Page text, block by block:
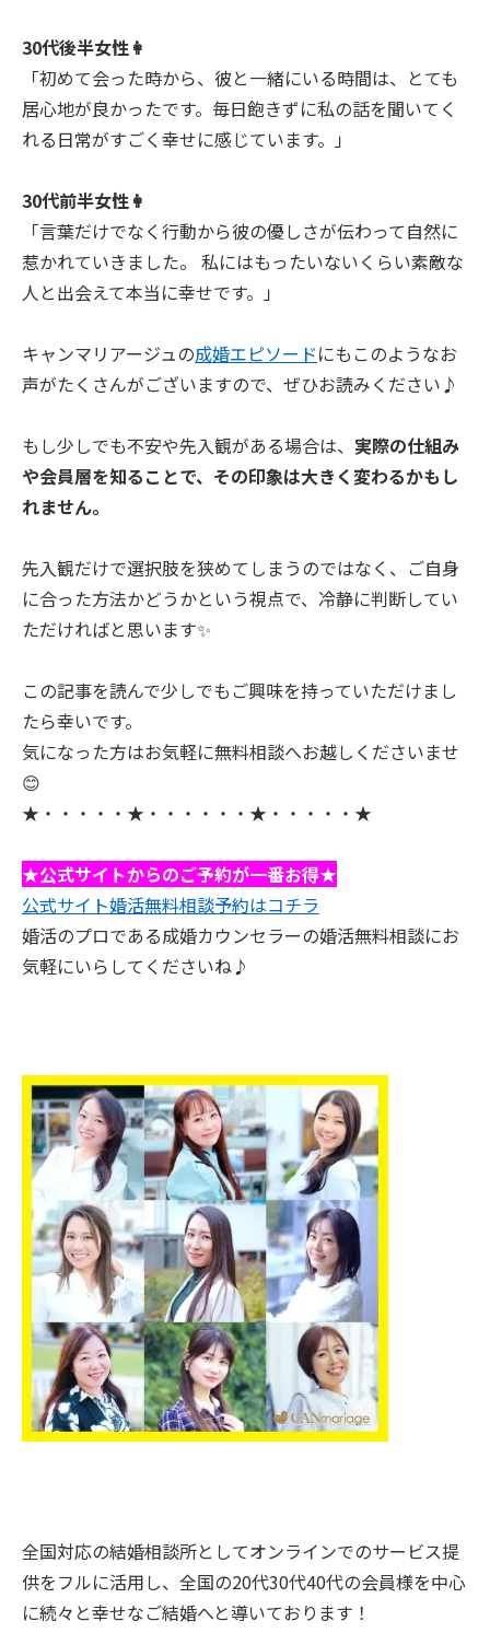
30代後半女性👩
「初めて会った時から、彼と一緒にいる時間は、とても
居心地が良かったです。毎日飽きずに私の話を聞いてく
れる日常がすごく幸せに感じています。」
30代前半女性👩
「言葉だけでなく行動から彼の優しさが伝わって自然に
惹かれていきました。 私にはもったいないくらい素敵な
人と出会えて本当に幸せです。」
キャンマリアージュの成婚エピソードにもこのようなお
声がたくさんがございますので、ぜひお読みください♪
もし少しでも不安や先入観がある場合は、 実際の仕組み
や会員層を知ることで、その印象は大きく変わるかもし
れません。
先入観だけで選択肢を狭めてしまうのではなく、ご自身
に合った方法かどうかという視点で、冷静に判断してい
ただければと思います✨
この記事を読んで少しでもご興味を持っていただけまし
たら幸いです。
気になった方はお気軽に無料相談へお越しくださいませ
😊
★・・・・・★・・・・・・★・・・・・★
★公式サイトからのご予約が一番お得★
公式サイト婚活無料相談予約はコチラ
婚活のプロである成婚カウンセラーの婚活無料相談にお
気軽にいらしてくださいね♪
全国対応の結婚相談所としてオンラインでのサービス提
供をフルに活用し、全国の20代30代40代の会員様を中心
に続々と幸せなご結婚へと導いております！